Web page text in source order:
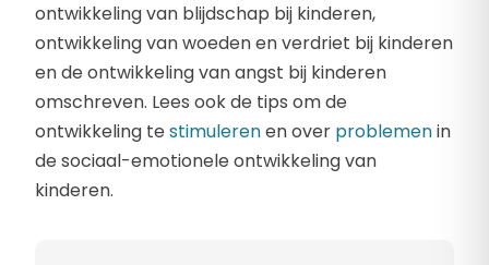
ontwikkeling van blijdschap bij kinderen,
ontwikkeling van woeden en verdriet bij kinderen
en de ontwikkeling van angst bij kinderen
omschreven. Lees ook de tips om de
ontwikkeling te stimulerenen over problemenin
de sociaal-emotionele ontwikkeling van
kinderen.